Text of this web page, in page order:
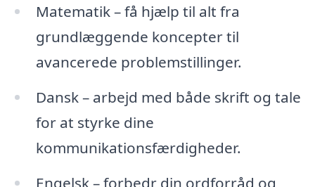
Matematik – få hjælp til alt fra
grundlæggende koncepter til
avancerede problemstillinger.
Dansk – arbejd med både skrift og tale
for at styrke dine
kommunikationsfærdigheder.
Engelsk – forbedr din ordforråd og